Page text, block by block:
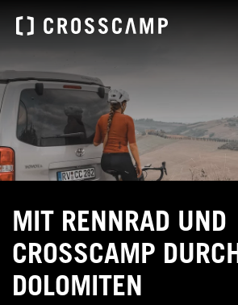
MIT RENNRAD UND
CROSSCAMP
DOLOMITEN